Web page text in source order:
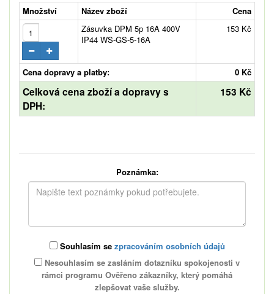
Množství Název zboží
Cena
Zásuvka DPM 5p 16A 400V
IP44 WS-GS-5-16A
153 Kč
Cena dopravy a platby: 0 Kč
Celková cena zboží a dopravy s
DPH:
153 Kč
Poznámka:
Souhlasím se zpracováním osobních údajů
Nesouhlasím se zasláním dotazníku spokojenosti v
rámci programu Ověřeno zákazníky, který pomáhá
zlepšovat vaše služby.